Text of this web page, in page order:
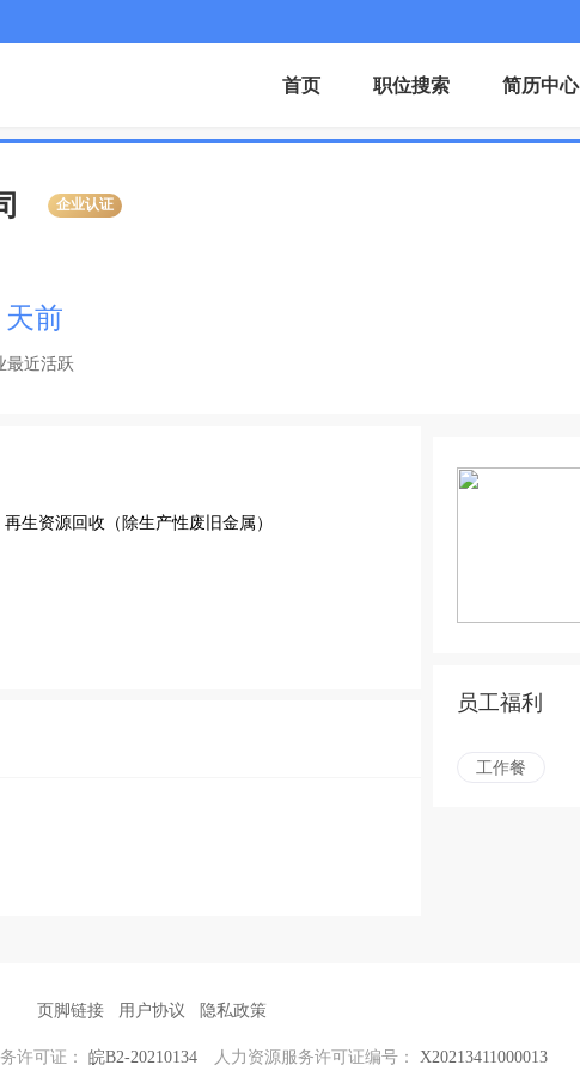
首页 职位搜索 简历中心
企业认证
天前
最近活跃
生资源回收（除生产性废旧金属）
员工福利
工作餐
页脚链接 用户协议 隐私政策
许可证： 皖B2-20210134 人力资源服务许可证编号： X20213411000013